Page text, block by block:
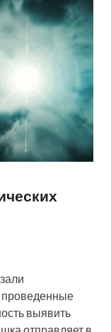
проведенные
выявить